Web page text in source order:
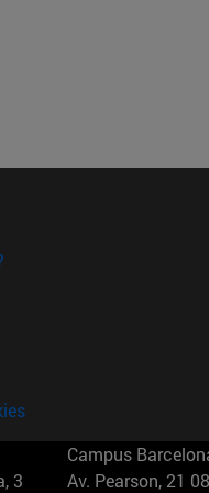
3
Campus
Av. Pearson, 21